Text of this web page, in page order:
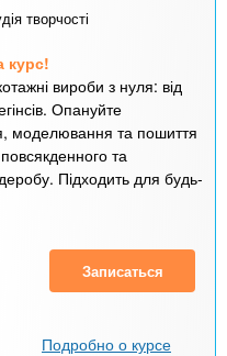
творчості
курс!
вироби з нуля: від
Опануйте
моделювання та пошиття
та
Підходить для будь-
Записаться
Подробно о курсе